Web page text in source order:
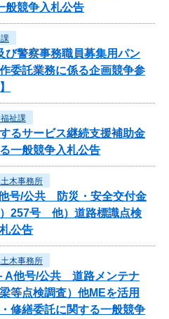
般競争入札公告
び警察事務職員募集用パン
委託業務に係る企画競争参
祉課
るサービス継続支援補助金
一般競争入札公告
木事務所
号/公共 防災・安全交付金
257号 他）道路標識点検
公告
木事務所
A他号/公共 道路メンテナ
等点検調査）他MEを活用
修繕委託に関する一般競争